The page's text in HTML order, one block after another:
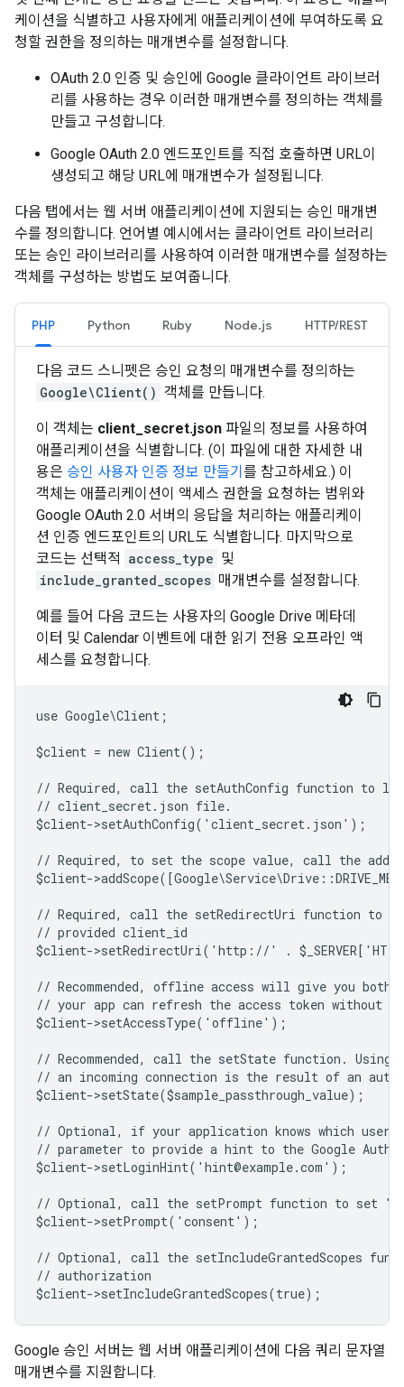
케이션을 식별하고 사용자에게 애플리케이션에 부여하도록 요
청할 권한을 정의하는 매개변수를 설정합니다.
OAuth 2.0 인증 및 승인에 Google 클라이언트 라이브러
리를 사용하는 경우 이러한 매개변수를 정의하는 객체를
만들고 구성합니다.
Google OAuth 2.0 엔드포인트를 직접 호출하면 URL이
생성되고 해당 URL에 매개변수가 설정됩니다.
다음 탭에서는 웹 서버 애플리케이션에 지원되는 승인 매개변
수를 정의합니다. 언어별 예시에서는 클라이언트 라이브러리
또는 승인 라이브러리를 사용하여 이러한 매개변수를 설정하는
객체를 구성하는 방법도 보여줍니다.
PHP Python Ruby Node.js HTTP/REST
다음 코드 스니펫은 승인 요청의 매개변수를 정의하는
Google\Client() 객체를 만듭니다.
이 객체는 client_secret.json 파일의 정보를 사용하여
애플리케이션을 식별합니다. (이 파일에 대한 자세한 내
용은 승인 사용자 인증 정보 만들기 를 참고하세요.) 이
객체는 애플리케이션이 액세스 권한을 요청하는 범위와
Google OAuth 2.0 서버의 응답을 처리하는 애플리케이
션 인증 엔드포인트의 URL도 식별합니다. 마지막으로
코드는 선택적 access_type 및
include_granted_scopes 매개변수를 설정합니다.
예를 들어 다음 코드는 사용자의 Google Drive 메타데
이터 및 Calendar 이벤트에 대한 읽기 전용 오프라인 액
세스를 요청합니다.
use Google\Client;
$client = new Client();
// Required, call the setAuthConfig function to
// client_secret.json file.
$client->setAuthConfig('client_secret.json');
// Required, to set the scope value, call the
$client-
// Required, call the setRedirectUri function to
// provided client_id
$client->setRedirectUri('http://' .
// Recommended, offline access will give you both
// your app can refresh the access token without
$client->setAccessType('offline');
// Recommended, call the setState function.
// an incoming connection is the result of an
$client->setState($sample_passthrough_value);
// Optional, if your application knows which
// parameter to provide a hint to the Google
$client->setLoginHint('hint@example.com');
// Optional, call the setPrompt function to set
$client->setPrompt('consent');
// Optional, call the setIncludeGrantedScopes
// authorization
$client->setIncludeGrantedScopes(true);
Google 승인 서버는 웹 서버 애플리케이션에 다음 쿼리 문자열
매개변수를 지원합니다.